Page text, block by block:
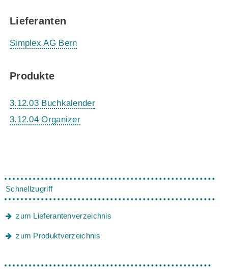
Lieferanten
Simplex AG Bern
Produkte
3.12.03 Buchkalender
3.12.04 Organizer
Schnellzugriff
zum Lieferantenverzeichnis
zum Produktverzeichnis